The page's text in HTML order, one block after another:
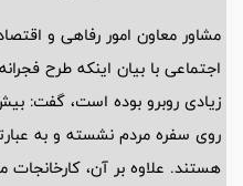
مشاور معاون امور رفاهی و
اجتماعی با بیان اینکه طرح
روی سفره مردم نشسته و به
هستند. علاوه بر آن، کارخانجات